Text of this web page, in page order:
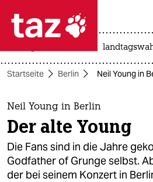
 taz zahl ich
taz zahl ich
themen
politik
öko
Startseite Berlin Neil Young in
Neil Young in Berlin
Der alte Young
Die Fans sind in die Jahre
Godfather of Grunge selbst.
der bei seinem Konzert in